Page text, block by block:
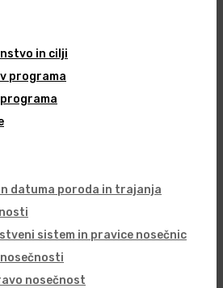
in cilji
programa
datuma poroda in trajanja
sistem in pravice nosečnic
nosečnost